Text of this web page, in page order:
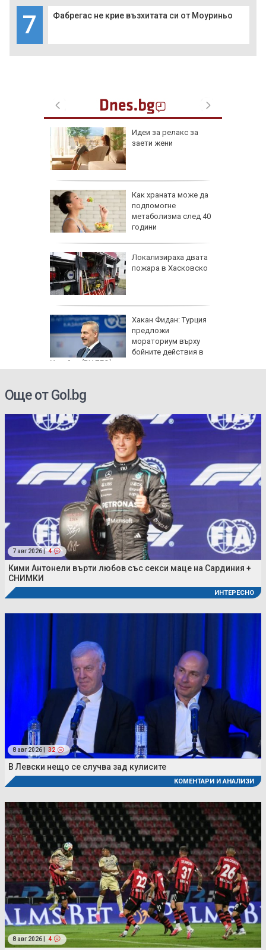
7 Фабрегас не крие възхитата си от Моуриньо
Идеи за релакс за
заети жени
Как храната може да
подпомогне
метаболизма след 40
години
Локализираха двата
пожара в Хасковско
Хакан Фидан: Турция
предложи
мораториум върху
бойните действия в
Украйна (ВИДЕО)
Още от Gol.bg
7 авг 2026 | 4
Кими Антонели върти любов със секси маце на Сардиния +
СНИМКИ
ИНТЕРЕСНО
8 авг 2026 | 32
В Левски нещо се случва зад кулисите
КОМЕНТАРИ И АНАЛИЗИ
8 авг 2026 | 4